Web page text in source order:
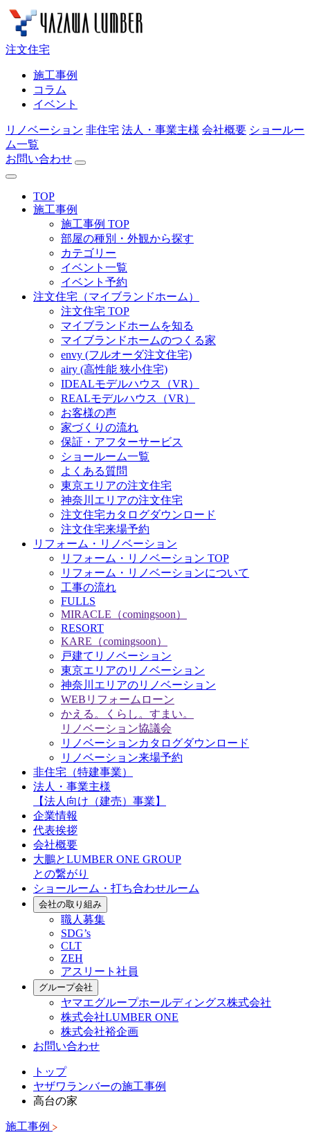
注文住宅
施工事例
コラム
イベント
リノベーション 非住宅 法人・事業主様 会社概要 ショールー
ム一覧
お問い合わせ
TOP
施工事例
施工事例 TOP
部屋の種別・外観から探す
カテゴリー
イベント一覧
イベント予約
注文住宅（マイブランドホーム）
注文住宅 TOP
マイブランドホームを知る
マイブランドホームのつくる家
envy (フルオーダ注文住宅)
airy (高性能 狭小住宅)
IDEALモデルハウス（VR）
REALモデルハウス（VR）
お客様の声
家づくりの流れ
保証・アフターサービス
ショールーム一覧
よくある質問
東京エリアの注文住宅
神奈川エリアの注文住宅
注文住宅カタログダウンロード
注文住宅来場予約
リフォーム・リノベーション
リフォーム・リノベーション TOP
リフォーム・リノベーションについて
工事の流れ
FULLS
MIRACLE（comingsoon）
RESORT
KARE（comingsoon）
戸建てリノベーション
東京エリアのリノベーション
神奈川エリアのリノベーション
WEBリフォームローン
かえる。くらし。すまい。
リノベーション協議会
リノベーションカタログダウンロード
リノベーション来場予約
非住宅（特建事業）
法人・事業主様
【法人向け（建売）事業】
企業情報
代表挨拶
会社概要
大鵬とLUMBER ONE GROUP
との繋がり
ショールーム・打ち合わせルーム
会社の取り組み
職人募集
SDG’s
CLT
ZEH
アスリート社員
グループ会社
ヤマエグループホールディングス株式会社
株式会社LUMBER ONE
株式会社裕企画
お問い合わせ
トップ
ヤザワランバーの施工事例
高台の家
施工事例